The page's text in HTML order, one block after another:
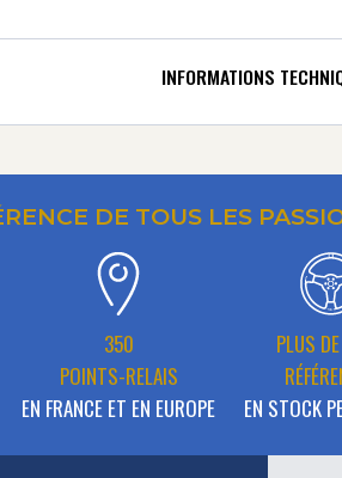
INFORMATIONS
DE TOUS LES
350
POINTS-RELAIS
EN FRANCE ET EN EUROPE
PLUS
EN STOCK